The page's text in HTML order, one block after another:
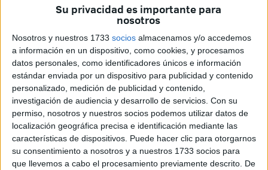
Su privacidad es importante para
nosotros
Nosotros y nuestros 1733 socios almacenamos y/o accedemos
a información en un dispositivo, como cookies, y procesamos
datos personales, como identificadores únicos e información
estándar enviada por un dispositivo para publicidad y contenido
personalizado, medición de publicidad y contenido,
investigación de audiencia y desarrollo de servicios. Con su
permiso, nosotros y nuestros socios podemos utilizar datos de
localización geográfica precisa e identificación mediante las
características de dispositivos. Puede hacer clic para otorgarnos
su consentimiento a nosotros y a nuestros 1733 socios para
que llevemos a cabo el procesamiento previamente descrito. De
conduciendo por otro período de diez años en las
carreteras de España. Por lo tanto, la DGT ha publicado
unalista de enfermedadesque no son compatibles con la
conducción de vehículos de motor en las carreteras
españolas.
Es importante destacar que no todas las enfermedades
mencionadas en la lista son automáticamente
incompatibles con la conducción, ya que la DGT evaluará
cada caso teniendo en cuenta la patología, su gravedad y
el tratamiento recibido por la persona.